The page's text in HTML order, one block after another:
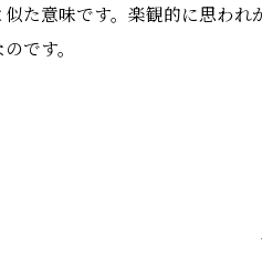
似た意味です。楽観的に思わ
です。